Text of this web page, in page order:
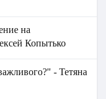
на
Копытько
- Тетяна